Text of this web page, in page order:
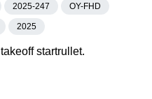
2025-247 OY-FHD
2025
startrullet.